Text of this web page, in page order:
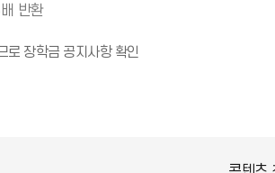
반환
로 장학금 공지사항 확인